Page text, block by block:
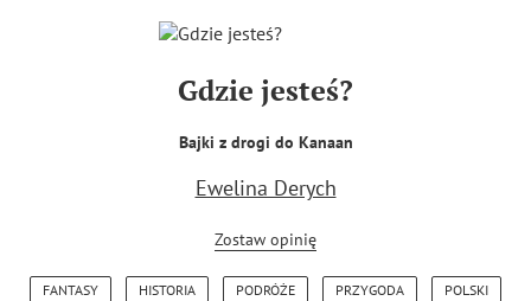
Gdzie jesteś?
Bajki z drogi do Kanaan
Ewelina Derych
Zostaw opinię
FANTASY HISTORIA PODRÓŻE PRZYGODA POLSKI